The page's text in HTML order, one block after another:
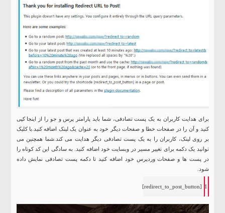
برای هدایت کاربران به یک پست تصادفی، شما باید پارامتر پرس و جو را از اینجا کپی
کنید و آن را در صفحات خطا و صفحات دیگر خود به عنوان یک لینک اضافه کنید.با کلیک
بر روی لینک، کاربران را به یک پست تصادفی دیگر هدایت می کند.شما همچنین می
توانید یک دکمه برای تغییر مسیر در وبسایت خود اضافه کنید. به سادگی این کد کوتاه را
در پست ها و صفحات وردپرس خود اضافه کنید تا دکمه پست تصادفی نمایش داده
شود.
1
[
redirect_to_post_button
]